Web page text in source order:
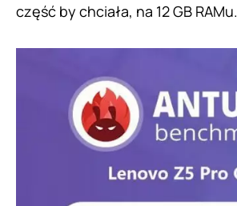
część by chciała, na 12 GB RAMu.